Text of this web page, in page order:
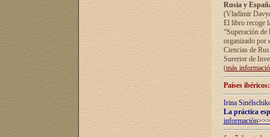
Rusia y
(Vladímir
El libro recoge
“Superación
organizado por
Ciencias de
Surerior de
(más
Países
Irina
La práctica
información>>>